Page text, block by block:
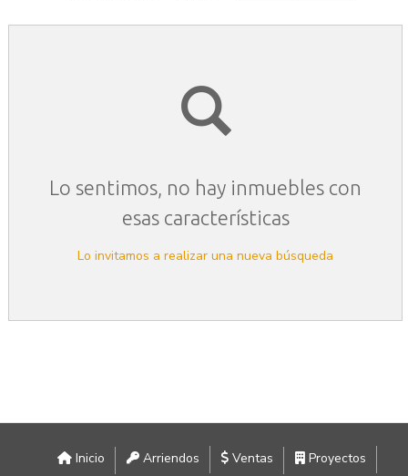
Lo sentimos, no hay inmuebles con
esas características
Lo invitamos a realizar una nueva búsqueda
Inicio Arriendos Ventas Proyectos